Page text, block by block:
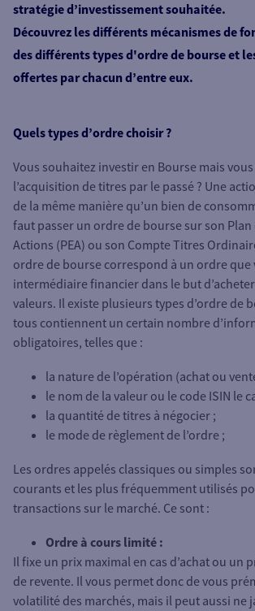
stratégie d’investissement souhaitée.
Découvrez les différents mécanismes de
des différents types d'ordre de bourse et
offertes par chacun d’entre eux.
Quels types d’ordre choisir ?
Vous souhaitez investir en Bourse mais vous
l’acquisition de titres par le passé ? Une
de la même manière qu’un bien de
faut passer un ordre de bourse sur son Plan
Actions (PEA) ou son Compte Titres
ordre de bourse correspond à un ordre que
intermédiaire financier dans le but
valeurs. Il existe plusieurs types d’ordre de
tous contiennent un certain nombre
obligatoires, telles que :
la nature de l’opération (achat ou
le nom de la valeur ou le code ISIN le
la quantité de titres à négocier ;
le mode de règlement de l’ordre ;
Les ordres appelés classiques ou simples
courants et les plus fréquemment utilisés
transactions sur le marché. Ce sont :
Ordre à cours limité :
Il fixe un prix maximal en cas d’achat ou un
de revente. Il vous permet donc de vous
volatilité des marchés, mais il peut aussi ne